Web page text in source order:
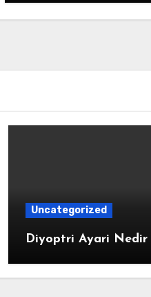
Uncategorized
Diyoptri Ayari Nedir